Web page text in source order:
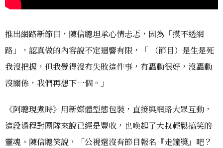
推出網路新節目，陳信聰坦承心情忐忑，因為「摸不透網
路」，認真做的內容說不定迴響有限，「 （節目）是生是死
我沒把握，但我覺得沒有失敗這件事，有轟動很好，沒轟動
沒關係，我們再想下一個。」
《阿聰現煮時》用新媒體型態包裝，直接與網路大眾互動，
這段過程對團隊來說已經是豐收，也喚起了大叔輕鬆搞笑的
靈魂。陳信聰笑說，「公視還沒有節目報名『走鐘獎』吧？